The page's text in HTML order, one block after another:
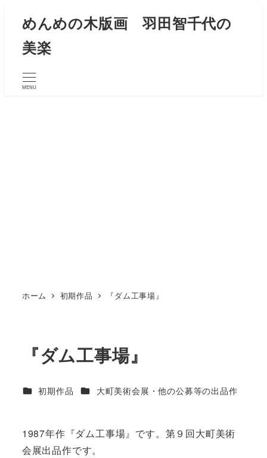
めんめの木版画 羽田智千代の
美楽
MENU
ホーム 初期作品 『ダム工事場』
『ダム工事場』
カテゴリー
初期作品 カテゴリー
大町美術会展・他の公募等の出品作
1987年作『ダム工事場』です。第９回大町美術
会展出品作です。